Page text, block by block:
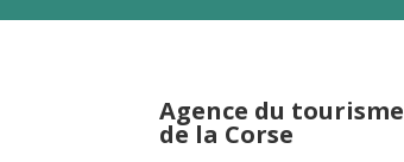
Agence du tourisme
de la Corse